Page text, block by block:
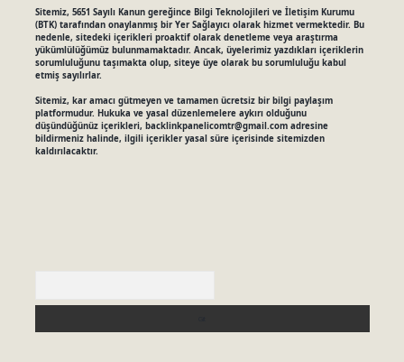
Sitemiz, 5651 Sayılı Kanun gereğince Bilgi Teknolojileri ve İletişim Kurumu
(BTK) tarafından onaylanmış bir Yer Sağlayıcı olarak hizmet vermektedir. Bu
nedenle, sitedeki içerikleri proaktif olarak denetleme veya araştırma
yükümlülüğümüz bulunmamaktadır. Ancak, üyelerimiz yazdıkları içeriklerin
sorumluluğunu taşımakta olup, siteye üye olarak bu sorumluluğu kabul
etmiş sayılırlar.
Sitemiz, kar amacı gütmeyen ve tamamen ücretsiz bir bilgi paylaşım
platformudur. Hukuka ve yasal düzenlemelere aykırı olduğunu
düşündüğünüz içerikleri, backlinkpanelicomtr@gmail.comadresine
bildirmeniz halinde, ilgili içerikler yasal süre içerisinde sitemizden
kaldırılacaktır.